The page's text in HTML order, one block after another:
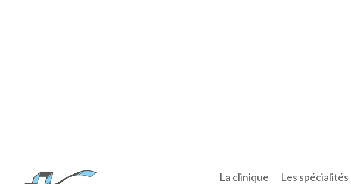
La clinique Les spécialités